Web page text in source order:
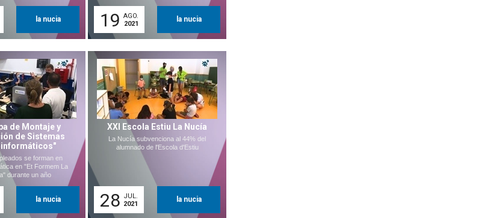
la nucia 19 AGO.
2021
la nucia
de Montaje y
de Sistemas
se forman en
en "Et Formem La
durante un año
la nucia
XXI Escola Estiu La Nucía
La Nucía subvenciona al 44% del
alumnado de l'Escola d'Estiu
28 JUL.
2021
la nucia